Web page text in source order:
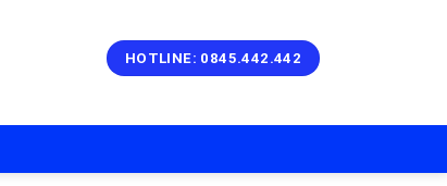
HOTLINE: 0845.442.442